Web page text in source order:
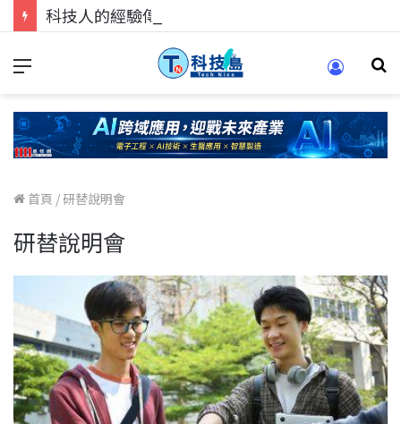
首頁 / 研替說明會
研替說明會